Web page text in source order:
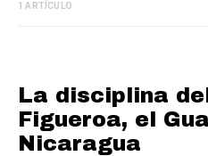
1 ARTÍCULO
La disciplina
Figueroa, el
Nicaragua